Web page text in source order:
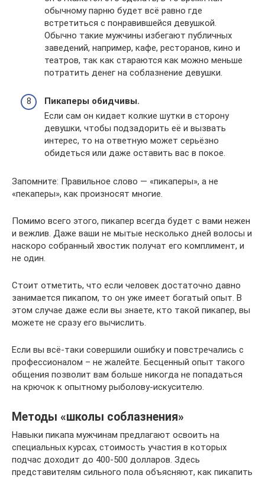
обычному парню будет всё равно где
встретиться с понравившейся девушкой.
Обычно такие мужчины избегают публичных
заведений, например, кафе, ресторанов, кино и
театров, так как стараются как можно меньше
потратить денег на соблазнение девушки.
Пикаперы обидчивы.
Если сам он кидает колкие шутки в сторону
девушки, чтобы подзадорить её и вызвать
интерес, то на ответную может серьёзно
обидеться или даже оставить вас в покое.
Запомните: Правильное слово — «пикаперы», а не
«пекаперы», как произносят многие.
Помимо всего этого, пикапер всегда будет с вами нежен
и вежлив. Даже ваши не мытые несколько дней волосы и
наскоро собранный хвостик получат его комплимент, и
не один.
Стоит отметить, что если человек достаточно давно
занимается пикапом, то он уже имеет богатый опыт. В
этом случае даже если вы знаете, кто такой пикапер, вы
можете не сразу его вычислить.
Если вы всё-таки совершили ошибку и повстречались с
профессионалом – не жалейте. Бесценный опыт такого
общения позволит вам больше никогда не попадаться
на крючок к опытному рыболову-искусителю.
Методы «школы соблазнения»
Навыки пикапа мужчинам предлагают освоить на
специальных курсах, стоимость участия в которых
подчас доходит до 400-500 долларов. Здесь
представителям сильного пола объясняют, как пикапить